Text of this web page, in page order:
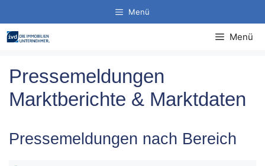
Inhalt
springen
Menü
Menü
Pressemeldungen
Marktberichte & Marktdaten
Pressemeldungen nach Bereich